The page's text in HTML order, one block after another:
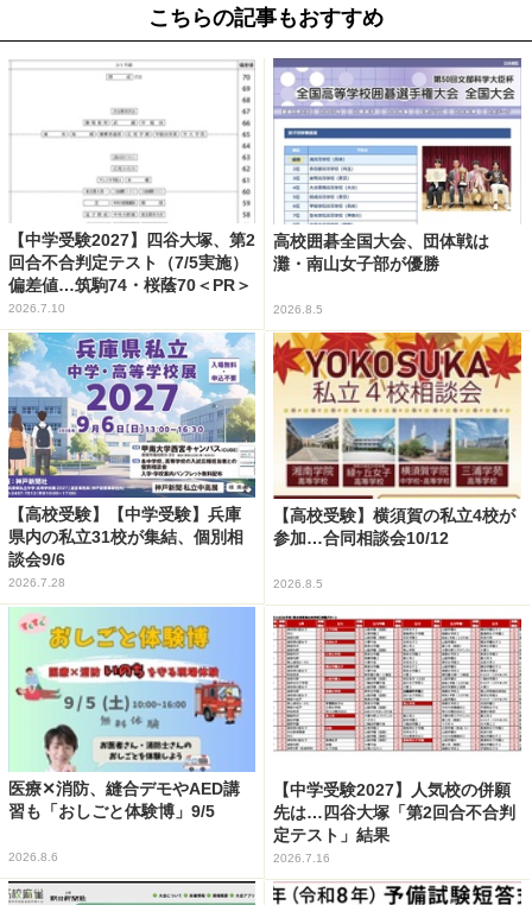
こちらの記事もおすすめ
【中学受験2027】四谷大塚、第2
回合不合判定テスト（7/5実施）
偏差値…筑駒74・桜蔭70＜PR＞
2026.7.10
高校囲碁全国大会、団体戦は
灘・南山女子部が優勝
2026.8.5
【高校受験】【中学受験】兵庫
県内の私立31校が集結、個別相
談会9/6
2026.7.28
【高校受験】横須賀の私立4校が
参加…合同相談会10/12
2026.8.5
医療✕消防、縫合デモやAED講
習も「おしごと体験博」9/5
2026.8.6
【中学受験2027】人気校の併願
先は…四谷大塚「第2回合不合判
定テスト」結果
2026.7.16